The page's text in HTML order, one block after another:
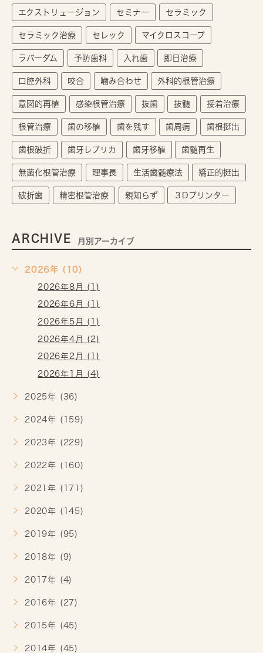
エクストリュージョン セミナー セラミック
セラミック治療 セレック マイクロスコープ
ラバーダム 予防歯科 入れ歯 即日治療
口腔外科 咬合 噛み合わせ 外科的根管治療
意図的再植 感染根管治療 抜歯 抜髄 接着治療
根管治療 歯の移植 歯を残す 歯周病 歯根挺出
歯根破折 歯牙レプリカ 歯牙移植 歯髄再生
無菌化根管治療 理事長 生活歯髄療法 矯正的挺出
破折歯 精密根管治療 親知らず ３Dプリンター
ARCHIVE 月別アーカイブ
2026年 (10)
2026年8月 (1)
2026年6月 (1)
2026年5月 (1)
2026年4月 (2)
2026年2月 (1)
2026年1月 (4)
2025年 (36)
2024年 (159)
2023年 (229)
2022年 (160)
2021年 (171)
2020年 (145)
2019年 (95)
2018年 (9)
2017年 (4)
2016年 (27)
2015年 (45)
2014年 (45)